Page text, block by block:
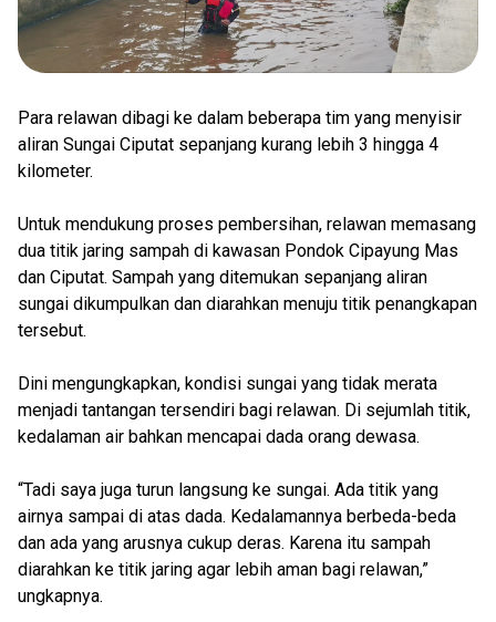
Para relawan dibagi ke dalam beberapa tim yang menyisir
aliran Sungai Ciputat sepanjang kurang lebih 3 hingga 4
kilometer.
Untuk mendukung proses pembersihan, relawan memasang
dua titik jaring sampah di kawasan Pondok Cipayung Mas
dan Ciputat. Sampah yang ditemukan sepanjang aliran
sungai dikumpulkan dan diarahkan menuju titik penangkapan
tersebut.
Dini mengungkapkan, kondisi sungai yang tidak merata
menjadi tantangan tersendiri bagi relawan. Di sejumlah titik,
kedalaman air bahkan mencapai dada orang dewasa.
“Tadi saya juga turun langsung ke sungai. Ada titik yang
airnya sampai di atas dada. Kedalamannya berbeda-beda
dan ada yang arusnya cukup deras. Karena itu sampah
diarahkan ke titik jaring agar lebih aman bagi relawan,”
ungkapnya.